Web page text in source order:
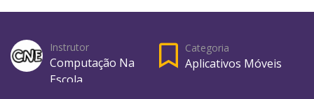
Instrutor
Computação Na
Escola
Categoria
Aplicativos Móveis